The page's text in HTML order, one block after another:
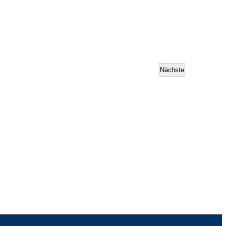
Nächste
Veranstaltungen